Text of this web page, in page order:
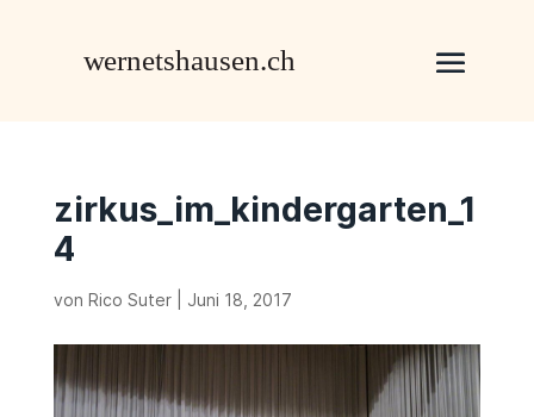
zirkus_im_kindergarten_1
4
von Rico Suter| Juni 18, 2017